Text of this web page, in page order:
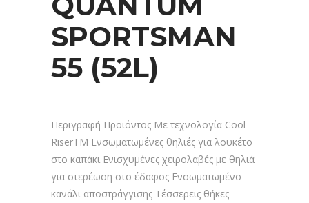
SPORTSMAN
55 (52L)
Περιγραφή Προϊόντος Με τεχνολογία Cool
RiserTM Ενσωματωμένες θηλιές για λουκέτο
στο καπάκι Ενισχυμένες χειρολαβές με θηλιά
για στερέωση στο έδαφος Ενσωματωμένο
κανάλι αποστράγγισης Τέσσερεις θήκες